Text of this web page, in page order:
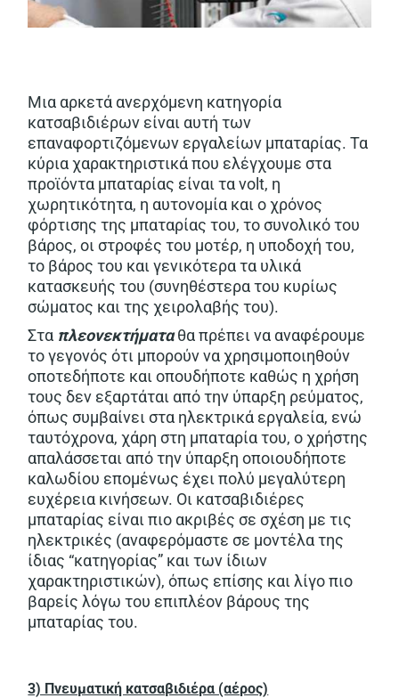
Μια αρκετά ανερχόμενη κατηγορία
κατσαβιδιέρων είναι αυτή των
επαναφορτιζόμενων εργαλείων μπαταρίας. Τα
κύρια χαρακτηριστικά που ελέγχουμε στα
προϊόντα μπαταρίας είναι τα volt, η
χωρητικότητα, η αυτονομία και ο χρόνος
φόρτισης της μπαταρίας του, το συνολικό του
βάρος, οι στροφές του μοτέρ, η υποδοχή του,
το βάρος του και γενικότερα τα υλικά
κατασκευής του (συνηθέστερα του κυρίως
σώματος και της χειρολαβής του).
Στα πλεονεκτήματα θα πρέπει να αναφέρουμε
το γεγονός ότι μπορούν να χρησιμοποιηθούν
οποτεδήποτε και οπουδήποτε καθώς η χρήση
τους δεν εξαρτάται από την ύπαρξη ρεύματος,
όπως συμβαίνει στα ηλεκτρικά εργαλεία, ενώ
ταυτόχρονα, χάρη στη μπαταρία του, ο χρήστης
απαλάσσεται από την ύπαρξη οποιουδήποτε
καλωδίου επομένως έχει πολύ μεγαλύτερη
ευχέρεια κινήσεων. Οι κατσαβιδιέρες
μπαταρίας είναι πιο ακριβές σε σχέση με τις
ηλεκτρικές (αναφερόμαστε σε μοντέλα της
ίδιας “κατηγορίας” και των ίδιων
χαρακτηριστικών), όπως επίσης και λίγο πιο
βαρείς λόγω του επιπλέον βάρους της
μπαταρίας του.
3) Πνευματική κατσαβιδιέρα (αέρος)